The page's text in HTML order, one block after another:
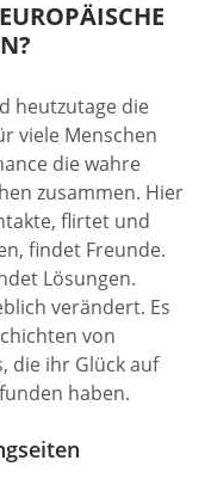
heutzutage die
viele Menschen
die wahre
zusammen. Hier
flirtet und
findet Freunde.
Lösungen.
verändert. Es
von
die ihr Glück auf
haben.